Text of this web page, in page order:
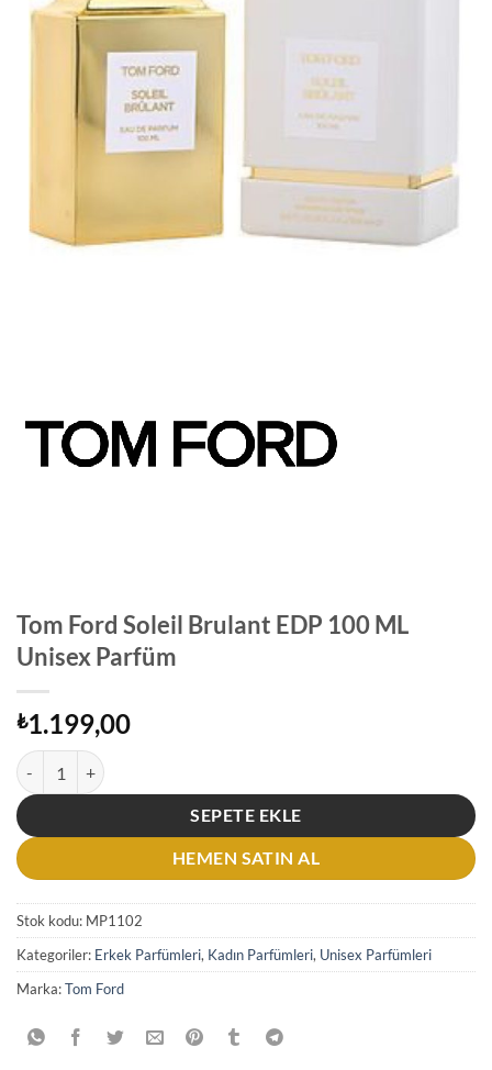
Tom Ford Soleil Brulant EDP 100 ML
Unisex Parfüm
₺1.199,00
Tom Ford Soleil Brulant EDP 100 ML Unisex Parfüm adet
SEPETE EKLE
HEMEN SATIN AL
Stok kodu: MP1102
Kategoriler: Erkek Parfümleri, Kadın Parfümleri, Unisex Parfümleri
Marka:Tom Ford